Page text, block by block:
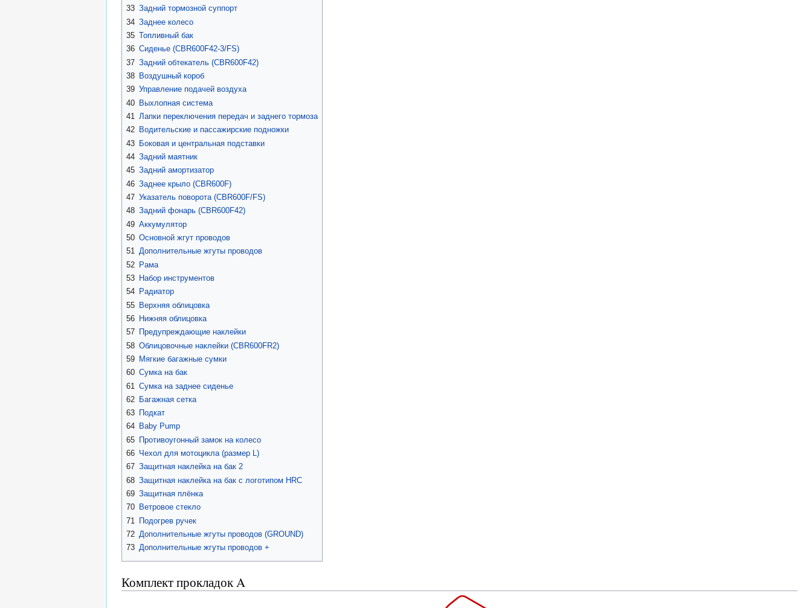
33 Задний тормозной суппорт
34 Заднее колесо
35 Топливный бак
36 Сиденье (CBR600F42-3/FS)
37 Задний обтекатель (CBR600F42)
38 Воздушный короб
39 Управление подачей воздуха
40 Выхлопная система
41
Лапки переключения передач и заднего тормоза
42 Водительские и пассажирские подножки
43 Боковая и центральная подставки
44 Задний маятник
45 Задний амортизатор
46 Заднее крыло (CBR600F)
47 Указатель поворота (CBR600F/FS)
48 Задний фонарь (CBR600F42)
49 Аккумулятор
50 Основной жгут проводов
51 Дополнительные жгуты проводов
52 Рама
53 Набор инструментов
54 Радиатор
55 Верхняя облицовка
56 Нижняя облицовка
57 Предупреждающие наклейки
58 Облицовочные наклейки (CBR600FR2)
59 Мягкие багажные сумки
60 Сумка на бак
61 Сумка на заднее сиденье
62 Багажная сетка
63 Подкат
64 Baby Pump
65 Противоугонный замок на колесо
66 Чехол для мотоцикла (размер L)
67 Защитная наклейка на бак 2
68 Защитная наклейка на бак с логотипом HRC
69 Защитная плёнка
70 Ветровое стекло
71
Подогрев ручек
72 Дополнительные жгуты проводов (GROUND)
73 Дополнительные жгуты проводов +
Комплект прокладок A